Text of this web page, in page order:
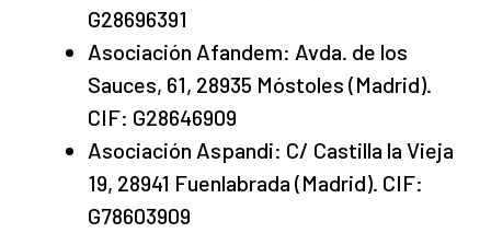
G28696391
Asociación Afandem: Avda. de los
Sauces, 61, 28935 Móstoles (Madrid).
CIF: G28646909
Asociación Aspandi: C/ Castilla la Vieja
19, 28941 Fuenlabrada (Madrid). CIF:
G78603909